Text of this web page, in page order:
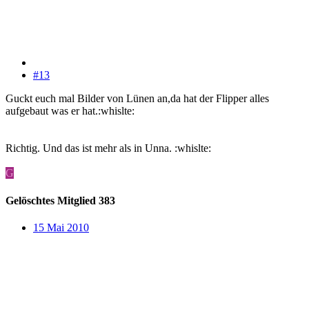
#13
Guckt euch mal Bilder von Lünen an,da hat der Flipper alles
aufgebaut was er hat.:whislte:
Richtig. Und das ist mehr als in Unna. :whislte:
G
Gelöschtes Mitglied 383
15 Mai 2010